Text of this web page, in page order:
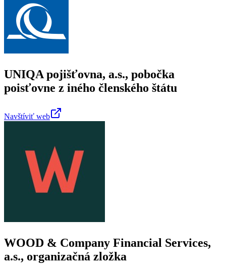
UNIQA pojišťovna, a.s., pobočka
poisťovne z iného členského štátu
Navštíviť web
WOOD & Company Financial Services,
a.s., organizačná zložka